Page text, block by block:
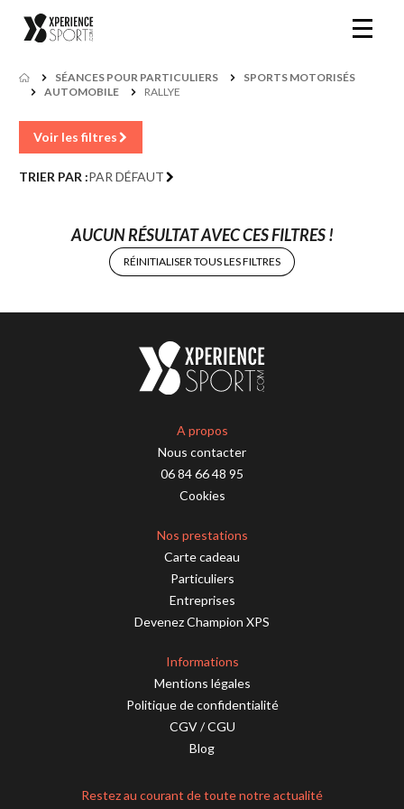
SÉANCES POUR PARTICULIERS
SPORTS MOTORISÉS
AUTOMOBILE
RALLYE
Voir les filtres
TRIER PAR :PAR DÉFAUT
AUCUN RÉSULTAT AVEC CES FILTRES !
RÉINITIALISER TOUS LES FILTRES
A propos
Nous contacter
06 84 66 48 95
Cookies
Nos prestations
Carte cadeau
Particuliers
Entreprises
Devenez Champion XPS
Informations
Mentions légales
Politique de confidentialité
CGV/CGU
Blog
Restez au courant de toute notre actualité